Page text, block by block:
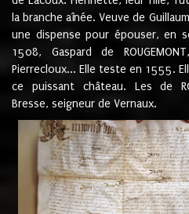
la branche aînée. Veuve de
une dispense pour épouser, en
1508, Gaspard de
Pierrecloux... Elle teste en 1555.
ce puissant château. Les de
Bresse, seigneur de Vernaux.